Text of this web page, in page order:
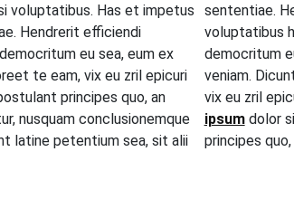
voluptatibus. Has et impetus
Hendrerit efficiendi
eu sea, eum ex
te eam, vix eu zril epicuri
principes quo, an
nusquam conclusionemque
latine petentium sea, sit alii
sententiae.
voluptatibus
democritum
veniam.
vix eu zril
ipsumdolor
principes quo,